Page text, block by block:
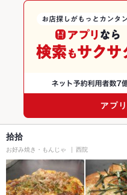
拾拾
お好み焼き・もんじゃ 西院